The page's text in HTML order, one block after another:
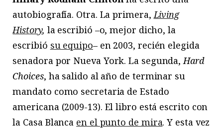
autobiografía. Otra. La primera,Living
History, la escribió –o, mejor dicho, la
escribió su equipo– en 2003, recién elegida
senadora por Nueva York. La segunda,Hard
Choices, ha salido al año de terminar su
mandato como secretaria de Estado
americana (2009-13). El libro está escrito con
la Casa Blanca en el punto de mira. Y esta vez